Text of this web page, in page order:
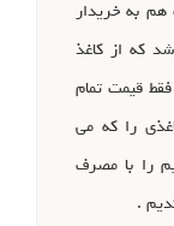
هم به خریدار
که از کاغذ
فقط قیمت تمام
را که می
را با مصرف
.